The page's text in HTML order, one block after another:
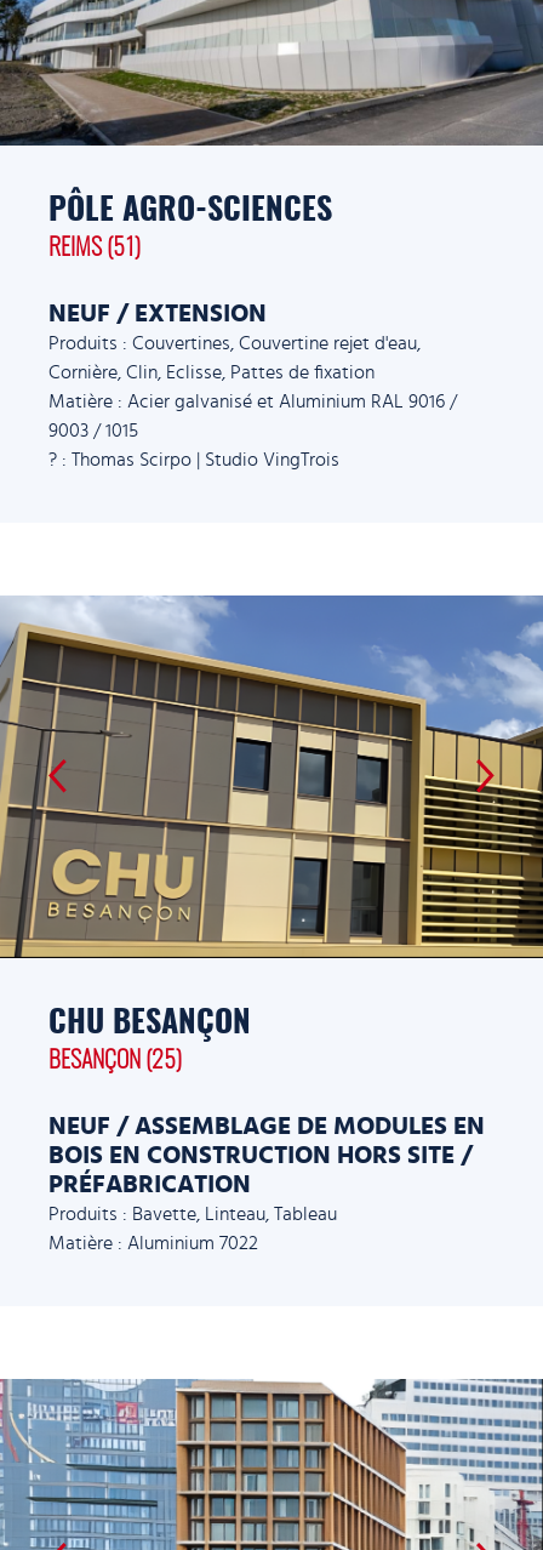
PÔLE AGRO-SCIENCES
REIMS (51)
NEUF / EXTENSION
Produits : Couvertines, Couvertine rejet d'eau,
Cornière, Clin, Eclisse, Pattes de fixation
Matière : Acier galvanisé et Aluminium RAL 9016 /
9003 / 1015
? : Thomas Scirpo | Studio VingTrois
CHU BESANÇON
BESANÇON (25)
NEUF / ASSEMBLAGE DE MODULES EN
BOIS EN CONSTRUCTION HORS SITE /
PRÉFABRICATION
Produits : Bavette, Linteau, Tableau
Matière : Aluminium 7022